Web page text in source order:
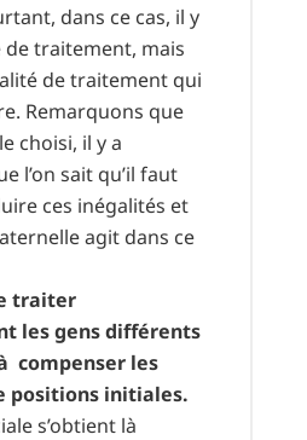
dans ce cas, il y
traitement, mais
de traitement qui
Remarquons que
choisi, il y a
l’on sait qu’il faut
ces inégalités et
agit dans ce
traiter
les gens différents
compenser les
positions initiales.
s’obtient là